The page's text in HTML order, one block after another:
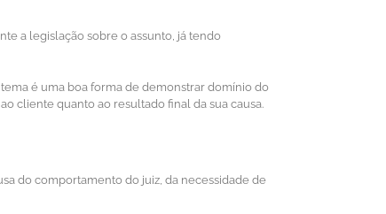
a legislação sobre o assunto, já tendo
é uma boa forma de demonstrar domínio do
cliente quanto ao resultado final da sua causa.
do comportamento do juiz, da necessidade de